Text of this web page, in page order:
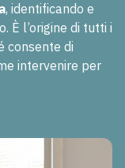
, identificando e
È l’origine di tutti i
consente di
intervenire per